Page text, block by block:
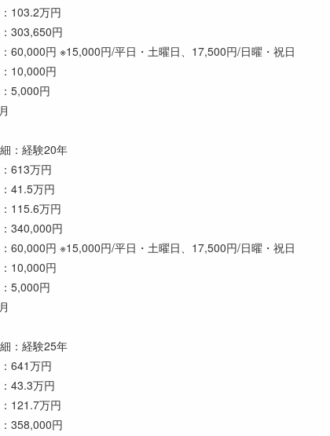
万円
303,650円
60,000円 ※15,000円/平日・土曜日、17,500円/日曜・祝日
10,000円
5,000円
：経験20年
万円
万円
万円
340,000円
60,000円 ※15,000円/平日・土曜日、17,500円/日曜・祝日
10,000円
5,000円
：経験25年
万円
万円
万円
358,000円